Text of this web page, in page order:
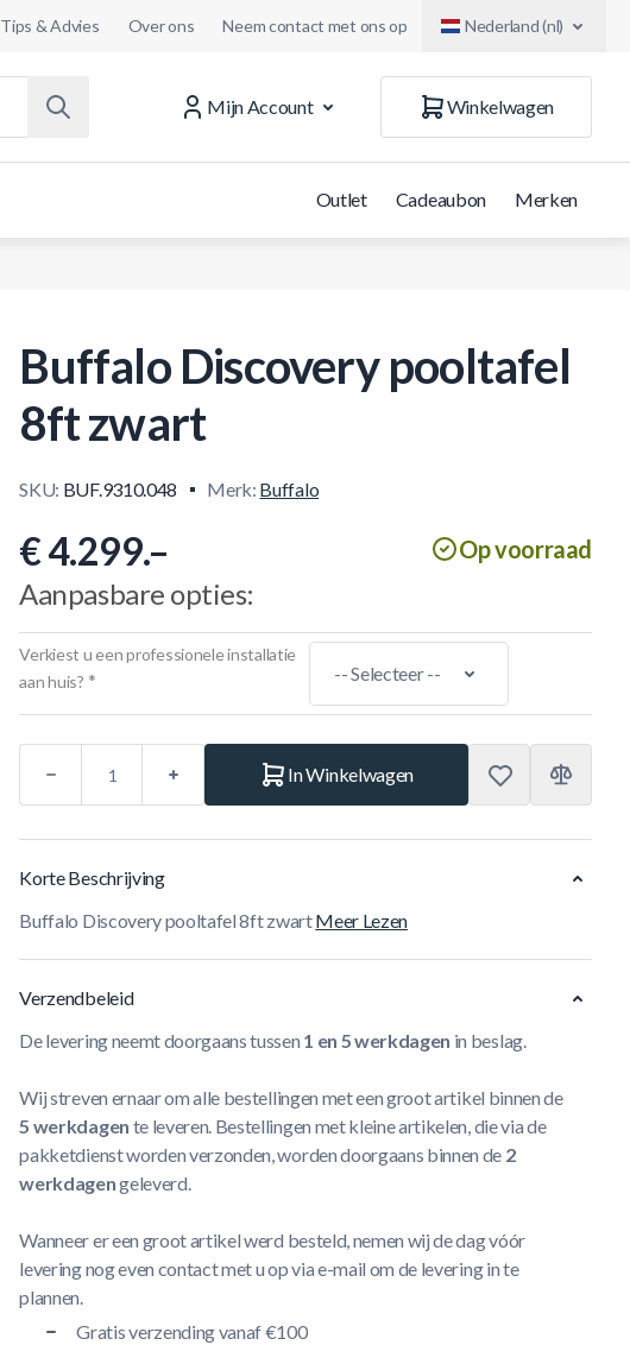
Tips & Advies Over ons Neem contact met ons op Nederland (nl)
Mijn Account
Winkelwagen
Outlet Cadeaubon Merken
Buffalo Discovery pooltafel
8ft zwart
SKU: BUF.9310.048 Merk: Buffalo
€ 4.299.– Op voorraad
Aanpasbare opties:
Verkiest u een professionele installatie
aan huis? *
In Winkelwagen
Korte Beschrijving
Buffalo Discovery pooltafel 8ft zwartMeer Lezen
Verzendbeleid
De levering neemt doorgaans tussen 1 en 5 werkdagen in beslag.
Wij streven ernaar om alle bestellingen met een groot artikel binnen de
5 werkdagen te leveren. Bestellingen met kleine artikelen, die via de
pakketdienst worden verzonden, worden doorgaans binnen de 2
werkdagengeleverd.
Wanneer er een groot artikel werd besteld, nemen wij de dag vóór
levering nog even contact met u op via e-mail om de levering in te
plannen.
Gratis verzending vanaf €100